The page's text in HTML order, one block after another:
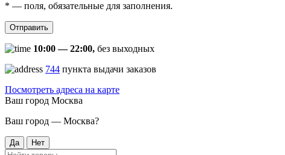
* — поля, обязательные для заполнения.
Отправить
10:00 — 22:00, без выходных
744 пункта выдачи заказов
Посмотреть адреса на карте
Ваш город Москва
Ваш город — Москва?
Да Нет